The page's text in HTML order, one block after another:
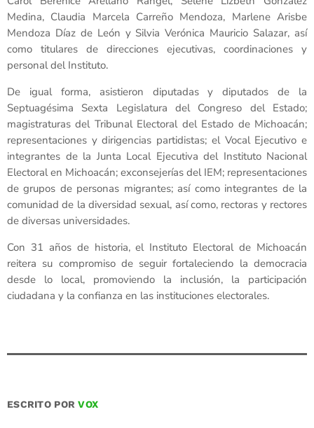
Medina, Claudia Marcela Carreño Mendoza, Marlene Arisbe
Mendoza Díaz de León y Silvia Verónica Mauricio Salazar, así
como titulares de direcciones ejecutivas, coordinaciones y
personal del Instituto.
De igual forma, asistieron diputadas y diputados de la
Septuagésima Sexta Legislatura del Congreso del Estado;
magistraturas del Tribunal Electoral del Estado de Michoacán;
representaciones y dirigencias partidistas; el Vocal Ejecutivo e
integrantes de la Junta Local Ejecutiva del Instituto Nacional
Electoral en Michoacán; exconsejerías del IEM; representaciones
de grupos de personas migrantes; así como integrantes de la
comunidad de la diversidad sexual, así como, rectoras y rectores
de diversas universidades.
Con 31 años de historia, el Instituto Electoral de Michoacán
reitera su compromiso de seguir fortaleciendo la democracia
desde lo local, promoviendo la inclusión, la participación
ciudadana y la confianza en las instituciones electorales.
ESCRITO PORVOX